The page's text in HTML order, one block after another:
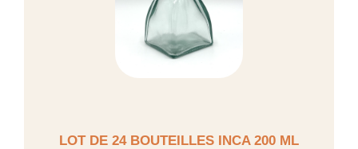
LOT DE 24 BOUTEILLES INCA 200 ML